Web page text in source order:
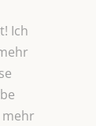
Ich
mehr